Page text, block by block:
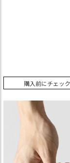
購入前にチェック